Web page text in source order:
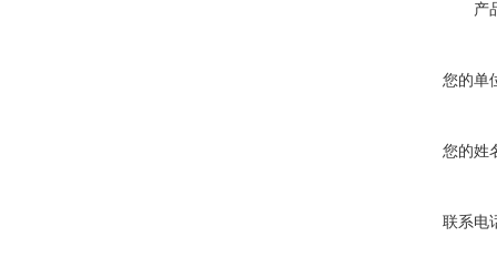
产
您的单
您的姓
联系电